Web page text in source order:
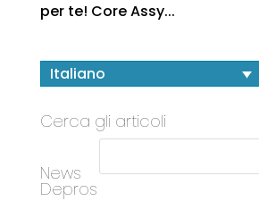
per te! Core Assy...
Italiano
Cerca gli articoli
News
Depros